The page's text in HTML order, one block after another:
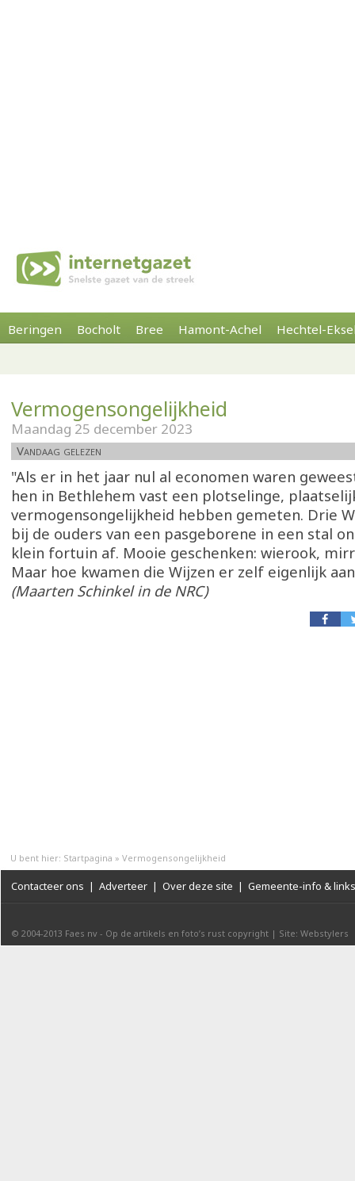
Beringen Bocholt Bree Hamont-Achel Hechtel-
Vermogensongelijkheid
Maandag 25 december 2023
Vandaag gelezen
"Als er in het jaar nul al economen waren
hen in Bethlehem vast een plotselinge,
vermogensongelijkheid hebben gemeten. Drie
bij de ouders van een pasgeborene in een stal
klein fortuin af. Mooie geschenken: wierook,
Maar hoe kwamen die Wijzen er zelf eigenlijk
(Maarten Schinkel in de NRC)
U bent hier: Startpagina » Vermogensongelijkheid
Contacteer ons | Adverteer | Over deze site | Gemeente-info & links
© 2004-2013 Faes nv - Op de artikels en foto’s rust copyright | Site: Webstylers